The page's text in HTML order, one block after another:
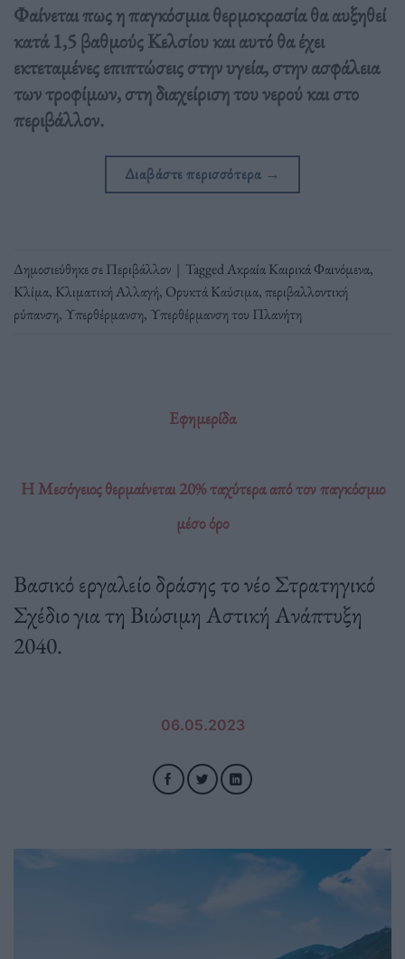
Φαίνεται πως η παγκόσμια θερμοκρασία θα αυξηθεί
κατά 1,5 βαθμούς Κελσίου και αυτό θα έχει
εκτεταμένες επιπτώσεις στην υγεία, στην ασφάλεια
των τροφίμων, στη διαχείριση του νερού και στο
περιβάλλον.
Διαβάστε περισσότερα →
Δημοσιεύθηκε σεΠεριβάλλον | TaggedΑκραία Καιρικά Φαινόμενα,
Κλίμα, Κλιματική Αλλαγή, Ορυκτά Καύσιμα,περιβαλλοντική
ρύπανση, Υπερθέρμανση, Υπερθέρμανση του Πλανήτη
Εφημερίδα
Η Μεσόγειος θερμαίνεται 20% ταχύτερα από τον παγκόσμιο
μέσο όρο
Βασικό εργαλείο δράσης το νέο Στρατηγικό
Σχέδιο για τη Βιώσιμη Αστική Ανάπτυξη
2040.
06.05.2023